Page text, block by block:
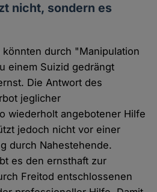
nicht, sondern es
durch "Manipulation
einem Suizid gedrängt
Die Antwort des
jeglicher
wiederholt angebotener Hilfe
jedoch nicht vor einer
durch Nahestehende.
es den ernsthaft zur
Freitod entschlossenen